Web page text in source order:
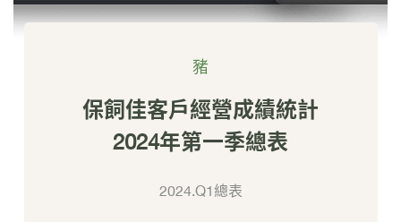
豬
保飼佳客戶經營成績統計
2024年第一季總表
2024.Q1總表